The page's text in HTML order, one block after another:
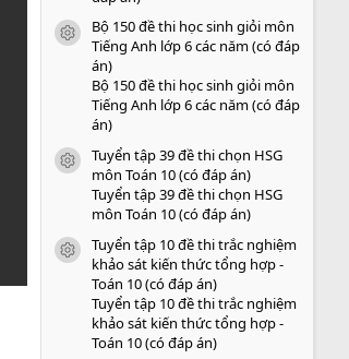
icon tài liệu
Bộ 150 đề thi học sinh giỏi môn
Tiếng Anh lớp 6 các năm (có đáp
án)
Bộ 150 đề thi học sinh giỏi môn
Tiếng Anh lớp 6 các năm (có đáp
án)
icon tài liệu
Tuyển tập 39 đề thi chọn HSG
môn Toán 10 (có đáp án)
Tuyển tập 39 đề thi chọn HSG
môn Toán 10 (có đáp án)
icon tài liệu
Tuyển tập 10 đề thi trắc nghiệm
khảo sát kiến thức tổng hợp -
Toán 10 (có đáp án)
Tuyển tập 10 đề thi trắc nghiệm
khảo sát kiến thức tổng hợp -
Toán 10 (có đáp án)